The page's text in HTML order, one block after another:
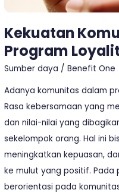
Kekuatan
Program
Sumber daya /Benefit One
Adanya komunitas dalam
Rasa kebersamaan yang
dan nilai-nilai yang
sekelompok orang. Hal ini
meningkatkan kepuasan,
ke mulut yang positif.
berorientasi pada